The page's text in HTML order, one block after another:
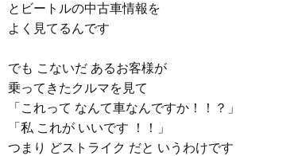
とビートルの中古車情報を
よく見てるんです
でも こないだ あるお客様が
乗ってきたクルマを見て
「これって なんて車なんですか！！？」
「私 これが いいです ！！」
つまり どストライク だと いうわけです